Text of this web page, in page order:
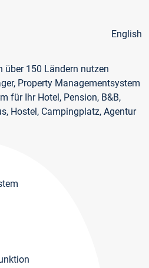
English
über 150 Ländern nutzen
Property Managementsystem
für Ihr Hotel, Pension, B&B,
Hostel, Campingplatz, Agentur